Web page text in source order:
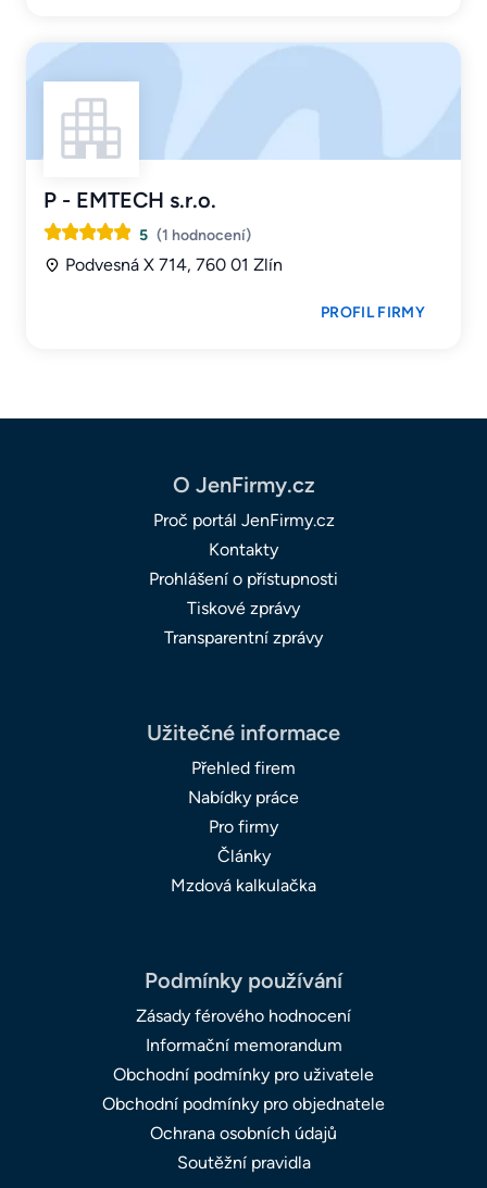
P - EMTECH s.r.o.
5 (1 hodnocení)
Podvesná X 714, 760 01 Zlín
PROFIL FIRMY
O JenFirmy.cz
Proč portál JenFirmy.cz
Kontakty
Prohlášení o přístupnosti
Tiskové zprávy
Transparentní zprávy
Užitečné informace
Přehled firem
Nabídky práce
Pro firmy
Články
Mzdová kalkulačka
Podmínky používání
Zásady férového hodnocení
Informační memorandum
Obchodní podmínky pro uživatele
Obchodní podmínky pro objednatele
Ochrana osobních údajů
Soutěžní pravidla